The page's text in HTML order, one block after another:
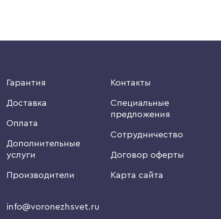
Гарантия
Доставка
Оплата
Дополнительные
услуги
Производители
Контакты
Специальные
предложения
Сотрудничество
Договор оферты
Карта сайта
info@voronezhsvet.ru